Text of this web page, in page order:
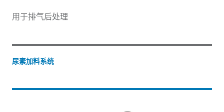
用于排气后处理
尿素加料系统